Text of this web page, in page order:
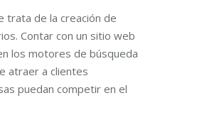
trata de la creación de
Contar con un sitio web
los motores de búsqueda
atraer a clientes
puedan competir en el